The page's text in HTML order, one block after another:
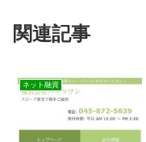
関連記事
ネット融資